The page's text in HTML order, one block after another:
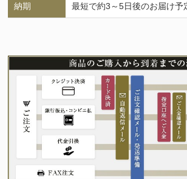
納期 最短で約3～5日後のお届け予